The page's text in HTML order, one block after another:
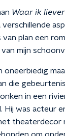
Waar ik
van plan een
mijn
oneerbiedig
die
in een
Hij was acteur
theaterdecor